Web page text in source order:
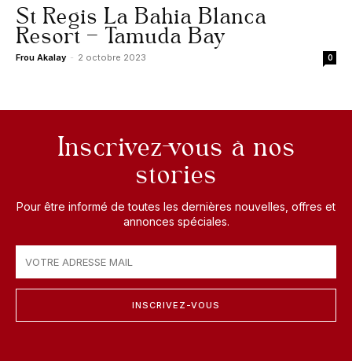
St Regis La Bahia Blanca
Resort – Tamuda Bay
Frou Akalay - 2 octobre 2023 0
Inscrivez-vous à nos
stories
Pour être informé de toutes les dernières nouvelles, offres et
annonces spéciales.
INSCRIVEZ-VOUS